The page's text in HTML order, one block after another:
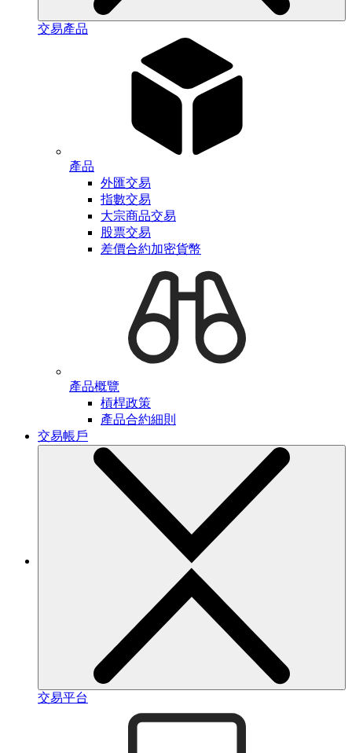
交易產品
產品
外匯交易
指數交易
大宗商品交易
股票交易
差價合約加密貨幣
產品概覽
槓桿政策
產品合約細則
交易帳戶
交易平台